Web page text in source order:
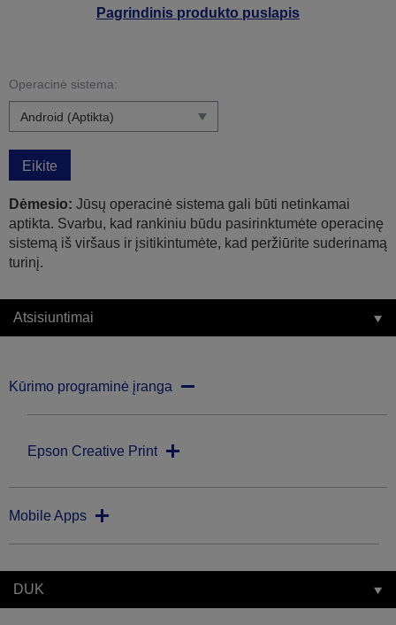
Pagrindinis produkto puslapis
Operacinė sistema:
Eikite
Dėmesio: Jūsų operacinė sistema gali būti netinkamai
aptikta. Svarbu, kad rankiniu būdu pasirinktumėte operacinę
sistemą iš viršaus ir įsitikintumėte, kad peržiūrite suderinamą
turinį.
Atsisiuntimai
Kūrimo programinė įranga
Epson Creative Print
Mobile Apps
DUK